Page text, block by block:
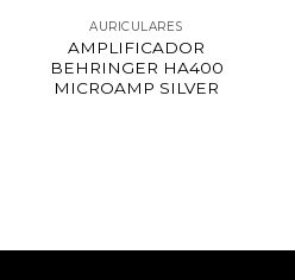
AURICULARES
AMPLIFICADOR
BEHRINGER HA400
MICROAMP SILVER